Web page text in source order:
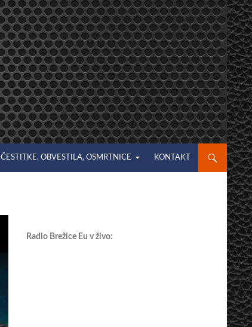
ČESTITKE, OBVESTILA, OSMRTNICE KONTAKT
Radio Brežice Eu v živo: